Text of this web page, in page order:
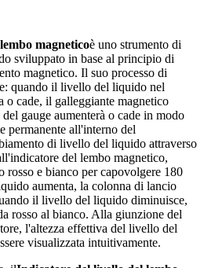
magneticoè uno strumento di
sviluppato in base al principio di
magnetico. Il suo processo di
quando il livello del liquido nel
o cade, il galleggiante magnetico
gauge aumenterà o cade in modo
permanente all'interno del
di livello del liquido attraverso
del lembo magnetico,
rosso e bianco per capovolgere 180
aumenta, la colonna di lancio
il livello del liquido diminuisce,
rosso al bianco. Alla giunzione del
l'altezza effettiva del livello del
visualizzata intuitivamente.